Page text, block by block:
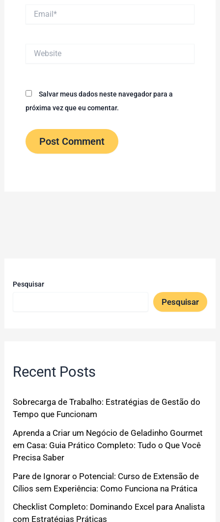
Salvar meus dados neste navegador para a
próxima vez que eu comentar.
Pesquisar
Pesquisar
Recent Posts
Sobrecarga de Trabalho: Estratégias de Gestão do
Tempo que Funcionam
Aprenda a Criar um Negócio de Geladinho Gourmet
em Casa: Guia Prático Completo: Tudo o Que Você
Precisa Saber
Pare de Ignorar o Potencial: Curso de Extensão de
Cílios sem Experiência: Como Funciona na Prática
Checklist Completo: Dominando Excel para Analista
com Estratégias Práticas